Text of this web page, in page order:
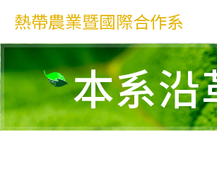
熱帶農業暨國際合作系
本系沿